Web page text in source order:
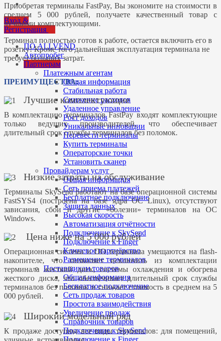
Вход &
Регистрация
ПО ALLVEND
Автопробег
Партнерам
Платежным агентам
Общая информация
Стабильная работа
Снижение расходов
Удаленное управление
Рост доходов
Уникальные инновации
Перевести терминалы
Купить терминалы
Операторские точки
Установить сканер
Провайдерам услуг
Общая информация
Сеть приема платежей
Бесплатное подключение
Защита данных
Высокая скорость
Автоматизация отчётности
Подключение к SkySend
Подключение к Finger
Ключевое партнёрство
Размещение терминалов
Поставщикам товаров
Общая информация
Бесплатное подключение
Сеть продаж товаров
Простота взаимодействия
Увеличение продаж
Справочник товаров
Подключение к SkySend
Приобретая терминалы FastPay, Вы экономите на стоимости в
среднем 5 000 рублей, получаете качественный товар с
лучшими комплектующими.
Терминал полностью готов к работе, остается включить его в
розетку! Кроме того дальнейшая эксплуатация терминала не
требует больших затрат.
ПРЕИМУЩЕСТВА:
Лучшие комплектующие
В комплектацию терминалов FastPay входят комплектующие
только ведущих производителей, что обеспечивает
длительный срок службы терминалов без поломок.
Низкие затраты на обслуживание
Терминалы SkySend работают на базе операционной системы
FastSYS4 (построена на базе ядра ОС Linux), отсутствуют
зависания, сбои и другие «болезни» терминалов на OC
Windows.
Цена ниже на 5 000 рублей
Операционная система и ПО терминала умещаются на flash-
накопителе, что позволяет исключить из комплектации
терминала жесткий диск, системы охлаждения и обогрева
жесткого диска, что обеспечивает длительный срок службы
терминалов без поломок и снижает стоимость в среднем на 5
000 рублей.
Широкий модельный ряд
К продаже доступны все виды терминалов: для помещений,